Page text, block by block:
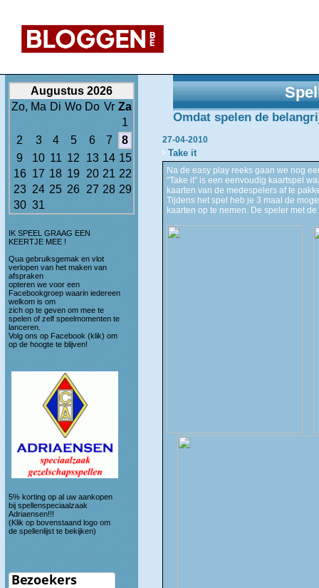
Augustus 2026
Zo, Ma Di Wo Do Vr Za
1
2
3 4 5 6 7
8
9
10 11 12 13 14 15
16 17 18 19 20 21 22
23 24 25 26 27 28 29
30 31
IK SPEEL GRAAG EEN
KEERTJE MEE !
Qua gebruiksgemak en vlot
verlopen van het maken van
afspraken
opteren we voor een
Facebookgroep waarin iedereen
welkom is om
zich op te geven om mee te
spelen of zelf speelmomenten te
lanceren.
Volg ons op Facebook (klik) om
op de hoogte te blijven!
5% korting op al uw aankopen
bij spellenspeciaalzaak
Adriaensen!!!
(Klik op bovenstaand logo om
de spellenlijst te bekijken)
Omdat spelen de
27-04-2010
Take it
Na de easy play reeks gaan we nog
"Take it" is een eenvoudig kaartspel
kaarten van de medespelers af te
Tijdens het spel heb je 3 maal de
kaarten op te nemen. De speler met